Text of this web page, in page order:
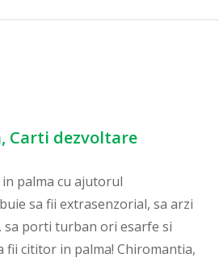
Carti dezvoltare
palma cu ajutorul
sa fii extrasenzorial, sa arzi
sa porti turban ori esarfe si
fii cititor in palma! Chiromantia,